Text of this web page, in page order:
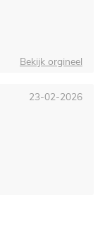
Bekijk orgineel
23-02-2026